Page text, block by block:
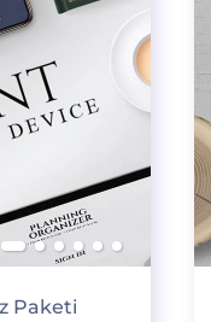
Paketi